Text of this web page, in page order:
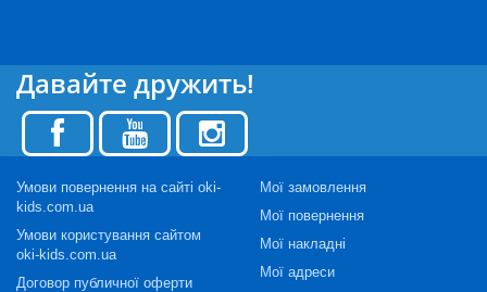
Давайте дружить!
Умови повернення на сайті oki-
kids.com.ua
Умови користування сайтом
oki-kids.com.ua
Договор публичної оферти
Мої замовлення
Мої повернення
Мої накладні
Мої адреси